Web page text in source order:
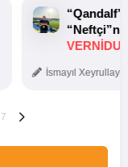
İsmayıl
7